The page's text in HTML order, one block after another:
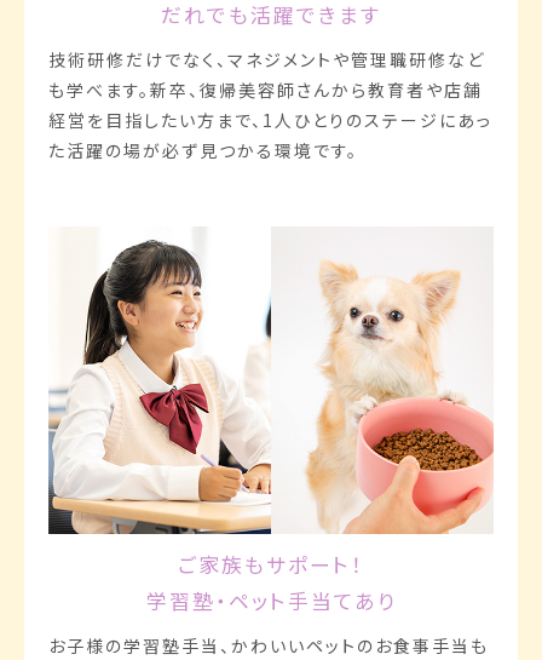
だれでも活躍できます
技術研修だけでなく、マネジメントや管理職研修など
も学べます。新卒、復帰美容師さんから教育者や店舗
経営を目指したい方まで、1人ひとりのステージにあっ
た活躍の場が必ず見つかる環境です。
ご家族もサポート！
学習塾・ペット手当てあり
お子様の学習塾手当、かわいいペットのお食事手当も